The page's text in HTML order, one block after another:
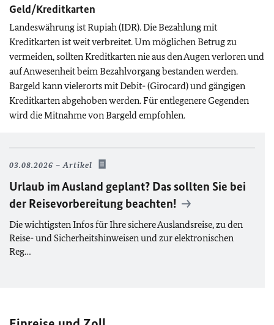
Geld/Kreditkarten
Landeswährung ist Rupiah (IDR). Die Bezahlung mit
Kreditkarten ist weit verbreitet. Um möglichen Betrug zu
vermeiden, sollten Kreditkarten nie aus den Augen verloren und
auf Anwesenheit beim Bezahlvorgang bestanden werden.
Bargeld kann vielerorts mit Debit- (Girocard) und gängigen
Kreditkarten abgehoben werden. Für entlegenere Gegenden
wird die Mitnahme von Bargeld empfohlen.
03.08.2026 Artikel
Urlaub im Ausland geplant? Das sollten Sie bei
der Reisevorbereitung beachten!
Die wichtigsten Infos für Ihre sichere Auslandsreise, zu den
Reise- und Sicherheitshinweisen und zur elektronischen
Reg…